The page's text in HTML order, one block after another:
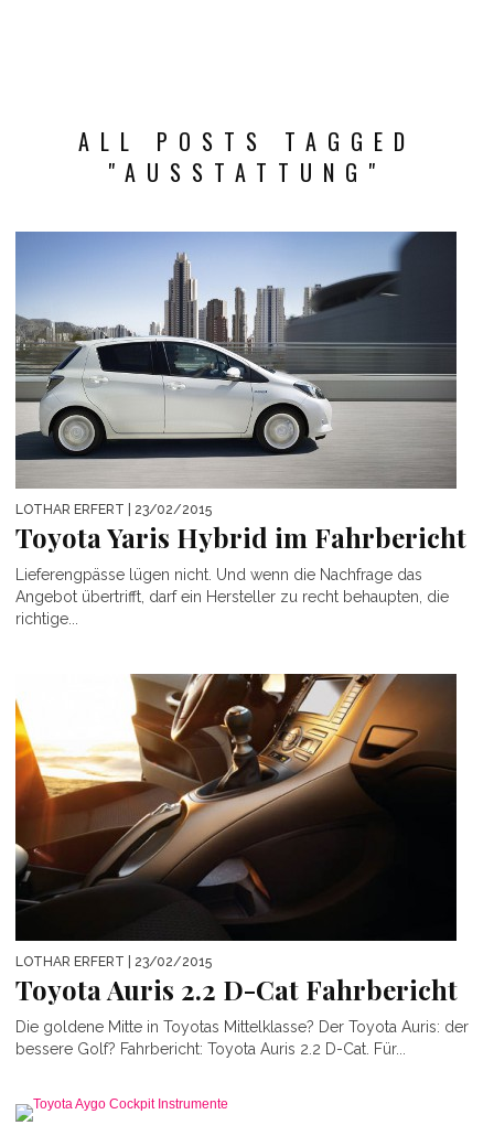
ALL POSTS TAGGED
"AUSSTATTUNG"
LOTHAR ERFERT | 23/02/2015
Toyota Yaris Hybrid im Fahrbericht
Lieferengpässe lügen nicht. Und wenn die Nachfrage das
Angebot übertrifft, darf ein Hersteller zu recht behaupten, die
richtige...
LOTHAR ERFERT | 23/02/2015
Toyota Auris 2.2 D-Cat Fahrbericht
Die goldene Mitte in Toyotas Mittelklasse? Der Toyota Auris: der
bessere Golf? Fahrbericht: Toyota Auris 2.2 D-Cat. Für...